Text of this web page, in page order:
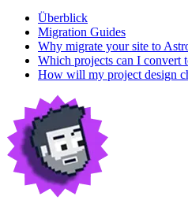
Überblick
Migration Guides
Why migrate your site to
Which projects can I convert
How will my project design